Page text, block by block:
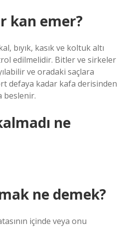
kan emer?
bıyık, kasık ve koltuk altı
edilmelidir. Bitler ve sirkeler
ve oradaki saçlara
defaya kadar kafa derisinden
beslenir.
ne
ne demek?
içinde veya onu